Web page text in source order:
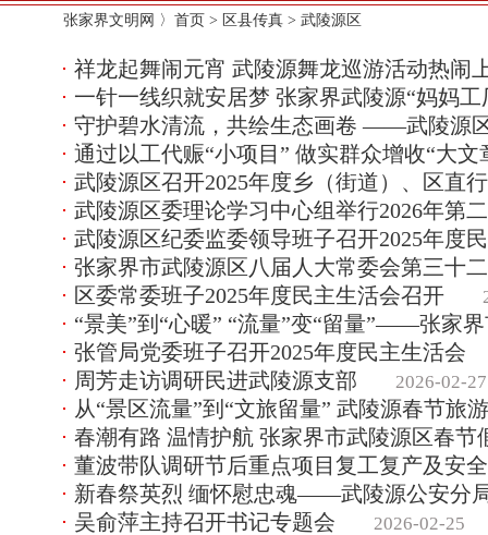
张家界文明网 〉 首页 > 区县传真 > 武陵源区
祥龙起舞闹元宵 武陵源舞龙巡游活动热闹
一针一线织就安居梦 张家界武陵源“妈妈
守护碧水清流，共绘生态画卷 ——武陵源
通过以工代赈“小项目” 做实群众增收“大
武陵源区召开2025年度乡（街道）、区直
武陵源区委理论学习中心组举行2026年第
武陵源区纪委监委领导班子召开2025年度
张家界市武陵源区八届人大常委会第三十
区委常委班子2025年度民主生活会召开
“景美”到“心暖” “流量”变“留量”——张家
张管局党委班子召开2025年度民主生活会
周芳走访调研民进武陵源支部
2026-02-27
从“景区流量”到“文旅留量” 武陵源春节旅
春潮有路 温情护航 张家界市武陵源区春节
董波带队调研节后重点项目复工复产及安
新春祭英烈 缅怀慰忠魂——武陵源公安分
吴俞萍主持召开书记专题会
2026-02-25